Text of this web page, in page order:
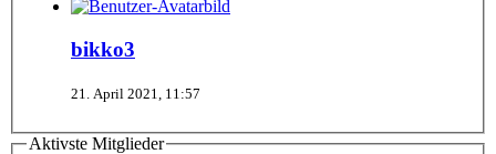
bikko3
21. April 2021, 11:57
Aktivste Mitglieder